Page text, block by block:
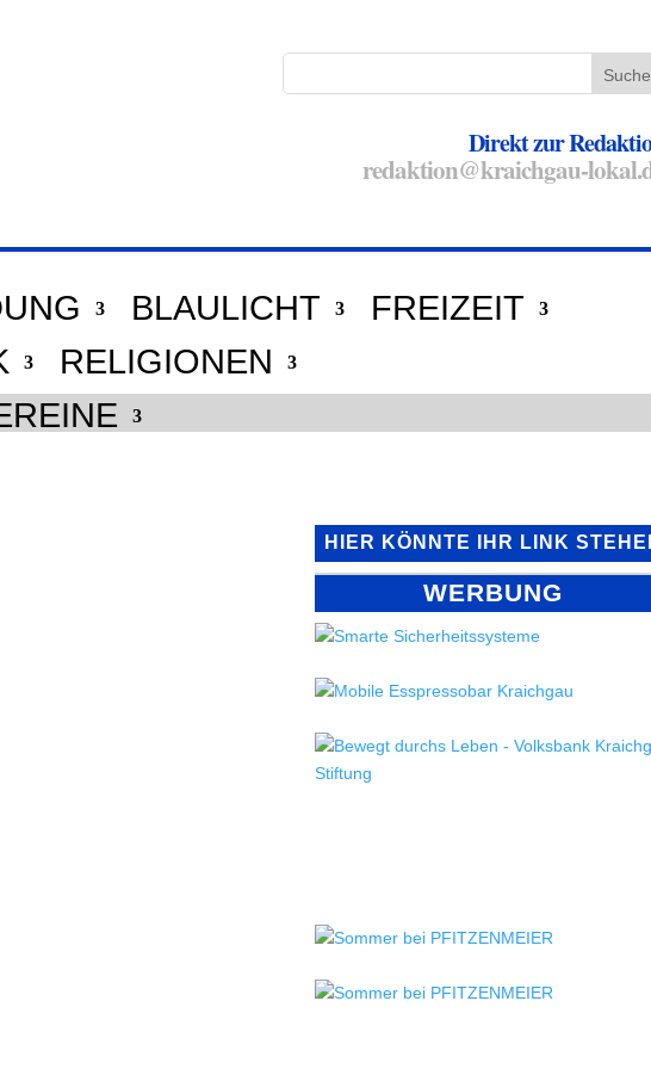
Direkt zur
redaktion@kraichgau-
BLAULICHT
FREIZEIT
RELIGIONEN
HIER KÖNNTE IHR LINK
WERBUNG